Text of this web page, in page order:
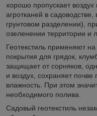
хорошо пропускает
агротканей в
грунтовом разделении),
озеленении территории и
Геотекстиль применяют на
покрытия для грядок,
защищает от сорняков,
и воздух, сохраняет
влажность. При этом
необходимого полива.
Садовый геотекстиль